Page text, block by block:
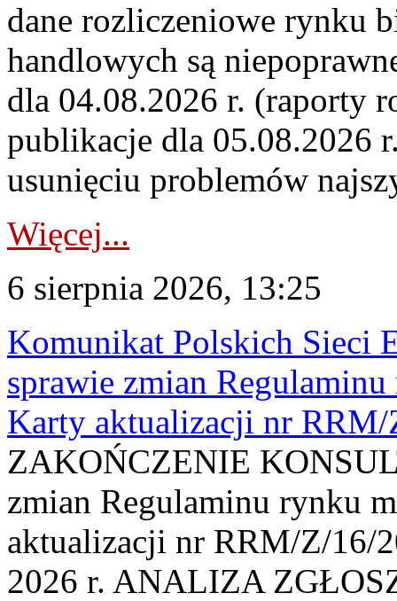
dane rozliczeniowe rynku
handlowych są
dla 04.08.2026 r. (raporty
publikacje dla 05.08.2026
usunięciu problemów
Więcej...
6 sierpnia 2026, 13:25
Komunikat Polskich Sieci
sprawie zmian
Karty aktualizacji nr
ZAKOŃCZENIE
zmian Regulaminu rynku
aktualizacji nr RRM/Z/16/
2026 r. ANALIZA